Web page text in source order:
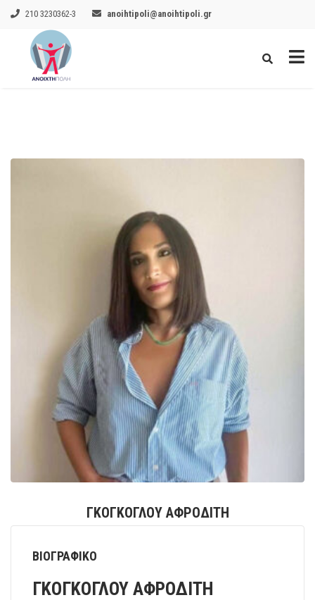
210 3230362-3 anoihtipoli@anoihtipoli.gr
ΓΚΟΓΚΟΓΛΟΥ ΑΦΡΟΔΙΤΗ
ΒΙΟΓΡΑΦΙΚΟ
ΓΚΟΓΚΟΓΛΟΥ ΑΦΡΟΔΙΤΗ